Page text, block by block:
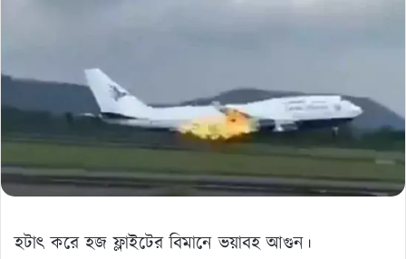
হটাৎ করে হজ ফ্লাইটের বিমানে ভয়াবহ আগুন।